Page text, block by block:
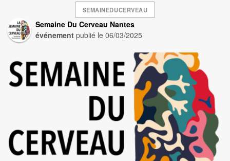
SEMAINEDUCERVEAU
Semaine Du Cerveau Nantes
événement publié le06/03/2025